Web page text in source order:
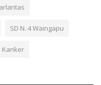
SD N. 4 Waingapu
Kanker